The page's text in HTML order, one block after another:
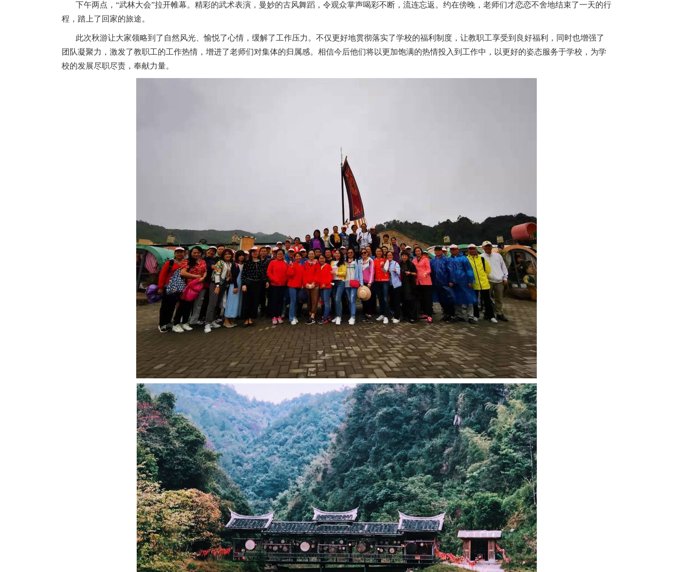
下午两点，“武林大会”拉开帷幕。精彩的武术表演，曼妙的古风舞蹈，令观众掌声喝彩不断，流连忘返。约在傍晚，老师们才恋恋不舍地结束了一天的行
程，踏上了回家的旅途。
此次秋游让大家领略到了自然风光、愉悦了心情，缓解了工作压力。不仅更好地贯彻落实了学校的福利制度，让教职工享受到良好福利，同时也增强了
团队凝聚力，激发了教职工的工作热情，增进了老师们对集体的归属感。相信今后他们将以更加饱满的热情投入到工作中，以更好的姿态服务于学校，为学
校的发展尽职尽责，奉献力量。